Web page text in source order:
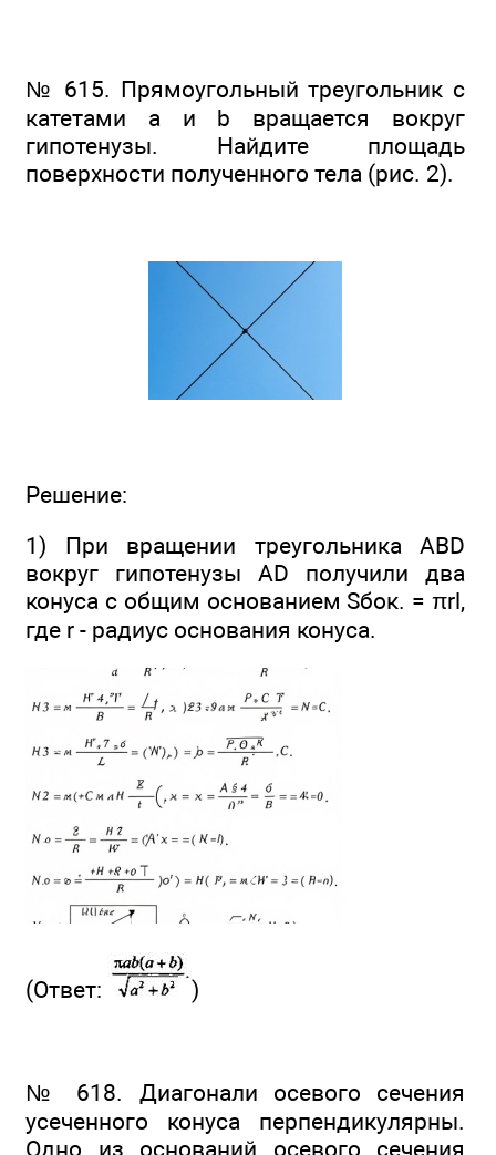
№ 615. Прямоугольный треугольник с
катетами а и b вращается вокруг
гипотенузы. Найдите площадь
поверхности полученного тела (рис. 2).
Решение:
1) При вращении треугольника ABD
вокруг гипотенузы AD получили два
конуса с общим основанием Sбок. = πrl,
где r - радиус основания конуса.
(Ответ: )
№ 618. Диагонали осевого сечения
усеченного конуса перпендикулярны.
Одно из оснований осевого сечения